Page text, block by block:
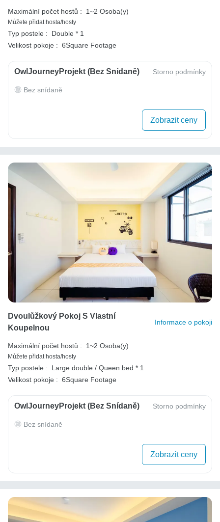
Maximální počet hostů : 1~2 Osoba(y)
Můžete přidat hosta/hosty
Typ postele :
Double * 1
Velikost pokoje : 6Square Footage
OwlJourneyProjekt (bez Snídaně) Storno podmínky
Bez snídaně
Zobrazit ceny
Dvoulůžkový Pokoj S Vlastní
Koupelnou
Informace o pokoji
Maximální počet hostů : 1~2 Osoba(y)
Můžete přidat hosta/hosty
Typ postele :
Large double / Queen bed * 1
Velikost pokoje : 6Square Footage
OwlJourneyProjekt (bez Snídaně) Storno podmínky
Bez snídaně
Zobrazit ceny